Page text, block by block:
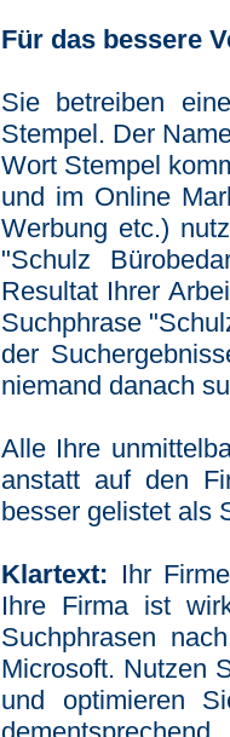
Für das bessere
Sie betreiben
Stempel. Der
Wort Stempel
und im Online
Werbung etc.)
"Schulz
Resultat Ihrer
Suchphrase
der
niemand danach
Alle Ihre
anstatt auf den
besser gelistet als
Klartext: Ihr
Ihre Firma ist
Suchphrasen
Microsoft. Nutzen
und optimieren